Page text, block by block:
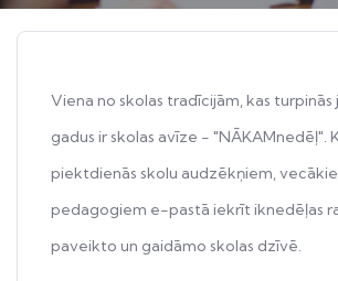
Viena no skolas tradīcijām, kas turpinās
gadus ir skolas avīze - "NĀKAMnedēļ".
piektdienās skolu audzēkņiem,
pedagogiem e-pastā iekrīt iknedēļas
paveikto un gaidāmo skolas dzīvē.